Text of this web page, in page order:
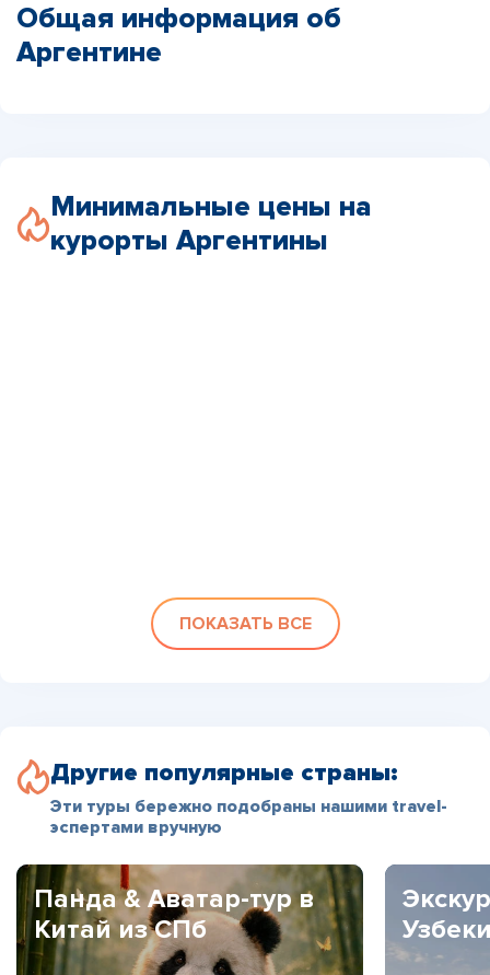
Общая информация об
Аргентине
Минимальные цены на
курорты Аргентины
ПОКАЗАТЬ ВСЕ
Другие популярные страны:
Эти туры бережно подобраны нашими travel-
эспертами вручную
Панда & Аватар-тур в
Китай из СПб